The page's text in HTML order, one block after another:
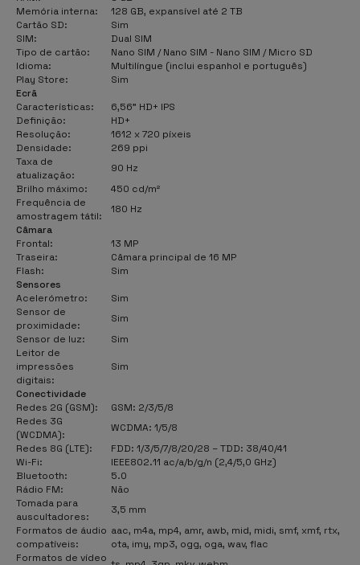
Memória interna:
128 GB, expansível até 2 TB
Cartão SD:
Sim
SIM:
Dual SIM
Tipo de cartão:
Nano SIM / Nano SIM - Nano SIM / Micro SD
Idioma:
Multilíngue (inclui espanhol e português)
Play Store:
Sim
Ecrã
Características:
6,56" HD+ IPS
Definição:
HD+
Resolução:
1612 x 720 píxeis
Densidade:
269 ppi
Taxa de
atualização:
90 Hz
Brilho máximo:
450 cd/m²
Frequência de
amostragem tátil:
180 Hz
Câmara
Frontal:
13 MP
Traseira:
Câmara principal de 16 MP
Flash:
Sim
Sensores
Acelerómetro:
Sim
Sensor de
proximidade:
Sim
Sensor de luz:
Sim
Leitor de
impressões
digitais:
Sim
Conectividade
Redes 2G (GSM):
GSM: 2/3/5/8
Redes 3G
(WCDMA):
WCDMA: 1/5/8
Redes 8G (LTE):
FDD: 1/3/5/7/8/20/28 – TDD: 38/40/41
Wi-Fi:
IEEE802.11 ac/a/b/g/n (2,4/5,0 GHz)
Bluetooth:
5.0
Rádio FM:
Não
Tomada para
auscultadores:
3,5 mm
Formatos de áudio
compatíveis:
aac, m4a, mp4, amr, awb, mid, midi, smf, xmf, rtx,
ota, imy, mp3, ogg, oga, wav, flac
Formatos de vídeo